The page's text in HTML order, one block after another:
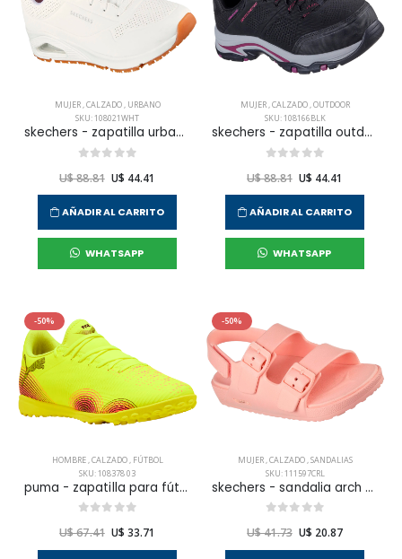
MUJER,CALZADO, URBANO
SKU: 108021WHT
skechers - zapatilla urbana uno sr para mujer
U$ 88.81 U$ 44.41
AÑADIR AL CARRITO
WHATSAPP
MUJER,CALZADO,OUTDOOR
SKU: 108166BLK
skechers - zapatilla outdoor trego para mujer
U$ 88.81 U$ 44.41
AÑADIR AL CARRITO
WHATSAPP
-50%
HOMBRE,CALZADO, FÚTBOL
SKU: 108378 03
puma - zapatilla para fútbol future 8 play tt para hombre
U$ 67.41 U$ 33.71
-50%
MUJER,CALZADO,SANDALIAS
SKU: 111597CRL
skechers - sandalia arch fit calibreeze 2.0 para mujer
U$ 41.73 U$ 20.87